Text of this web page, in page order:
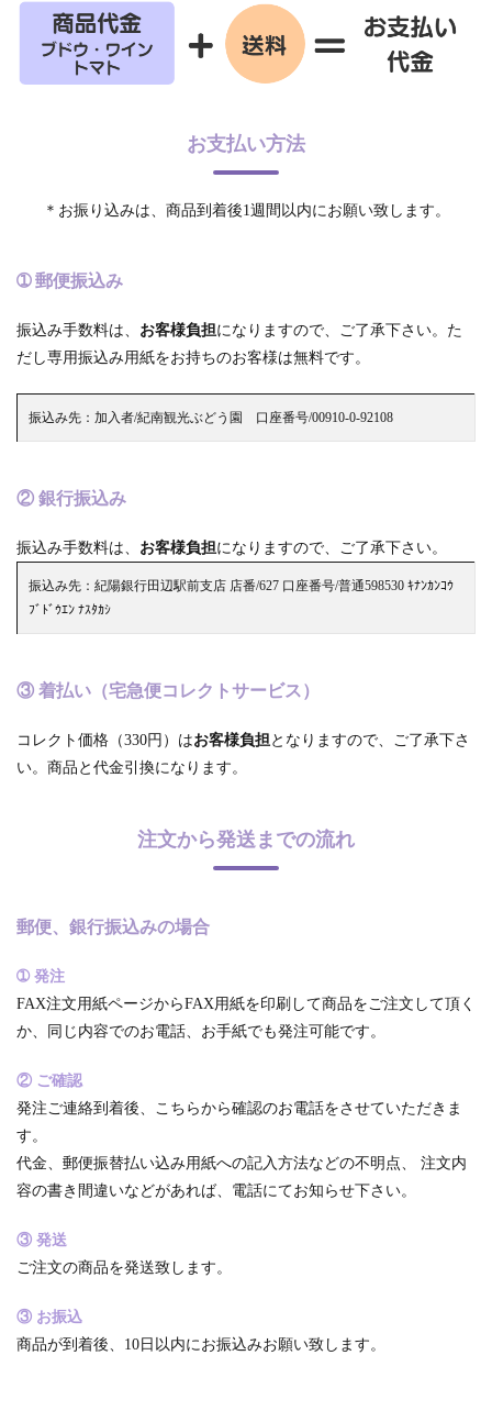
お支払い方法
＊お振り込みは、商品到着後1週間以内にお願い致します。
➀ 郵便振込み
振込み手数料は、 お客様負担になりますので、ご了承下さい。た
だし専用振込み用紙をお持ちのお客様は無料です。
振込み先：加入者/紀南観光ぶどう園 口座番号/00910-0-92108
② 銀行振込み
振込み手数料は、 お客様負担になりますので、ご了承下さい。
振込み先：紀陽銀行田辺駅前支店 店番/627 口座番号/普通598530 ｷﾅﾝｶﾝｺｳ
ﾌﾞﾄﾞｳｴﾝ ﾅｽﾀｶｼ
③ 着払い（宅急便コレクトサービス）
コレクト価格（330円）はお客様負担となりますので、ご了承下さ
い。商品と代金引換になります。
注文から発送までの流れ
郵便、銀行振込みの場合
➀ 発注
FAX注文用紙ページからFAX用紙を印刷して商品をご注文して頂く
か、同じ内容でのお電話、お手紙でも発注可能です。
② ご確認
発注ご連絡到着後、こちらから確認のお電話をさせていただきま
す。
代金、郵便振替払い込み用紙への記入方法などの不明点、 注文内
容の書き間違いなどがあれば、電話にてお知らせ下さい。
③ 発送
ご注文の商品を発送致します。
③ お振込
商品が到着後、10日以内にお振込みお願い致します。